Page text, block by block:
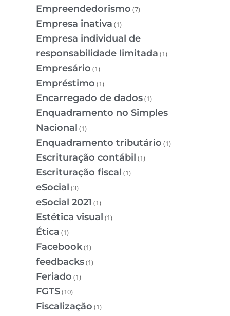
Empreendedorismo (7)
Empresa inativa (1)
Empresa individual de
responsabilidade limitada (1)
Empresário (1)
Empréstimo (1)
Encarregado de dados(1)
Enquadramento no Simples
Nacional (1)
Enquadramento tributário (1)
Escrituração contábil (1)
Escrituração fiscal (1)
eSocial (3)
eSocial 2021 (1)
Estética visual (1)
Ética (1)
Facebook(1)
feedbacks(1)
Feriado (1)
FGTS(10)
Fiscalização (1)